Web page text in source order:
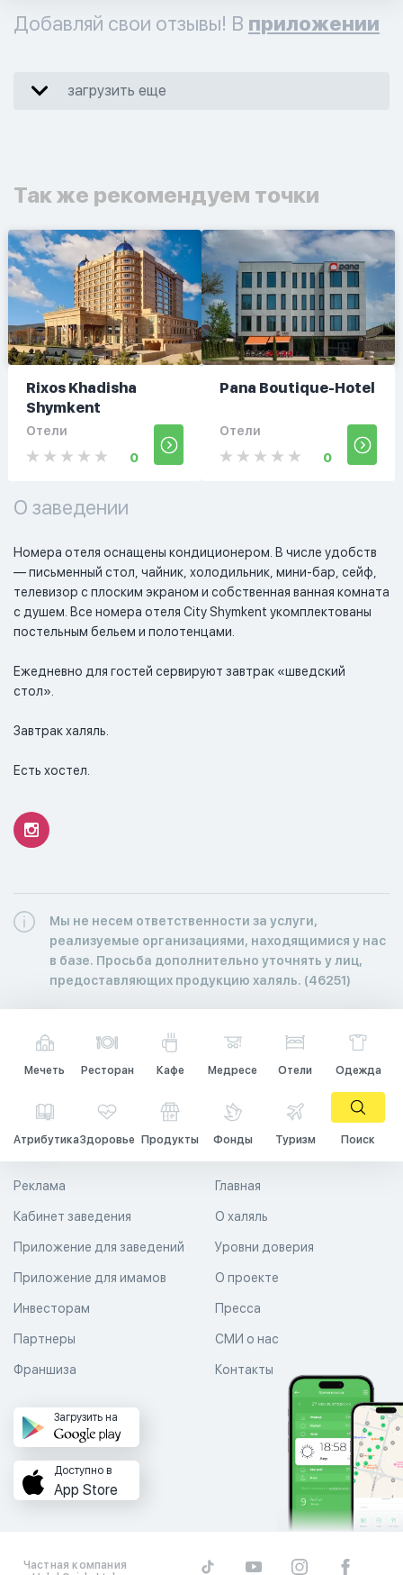
Добавляй свои отзывы! В приложении
загрузить еще
Так же рекомендуем точки
Rixos Khadisha
Shymkent
Отели
0
Pana Boutique-Hotel
Отели
0
О заведении
Номера отеля оснащены кондиционером. В числе удобств
— письменный стол, чайник, холодильник, мини-бар, сейф,
телевизор с плоским экраном и собственная ванная комната
с душем. Все номера отеля City Shymkent укомплектованы
постельным бельем и полотенцами.
Ежедневно для гостей сервируют завтрак «шведский
стол».
Завтрак халяль.
Есть хостел.
Мы не несем ответственности за услуги,
реализуемые организациями, находящимися у нас
в базе. Просьба дополнительно уточнять у лиц,
предоставляющих продукцию халяль. (46251)
Мечеть Ресторан Кафе Медресе Отели Одежда
АтрибутикаЗдоровье Продукты Фонды Туризм Поиск
Главная
О халяль
Уровни доверия
Реклама
Кабинет заведения
Приложение для заведений
Приложение для имамов О проекте
Пресса
СМИ о нас
Контакты
Инвесторам
Партнеры
Франшиза
Загрузить на
Доступно в
App Store
Частная компания